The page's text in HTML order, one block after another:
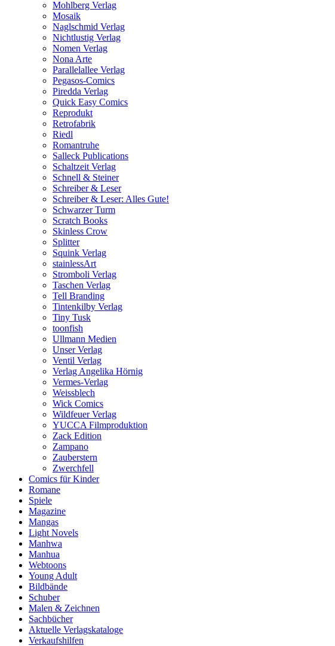
Mohlberg Verlag
Mosaik
Naglschmid Verlag
Nichtlustig Verlag
Nomen Verlag
Nona Arte
Parallelallee Verlag
Pegasos-Comics
Piredda Verlag
Quick Easy Comics
Reprodukt
Retrofabrik
Riedl
Romantruhe
Salleck Publications
Schaltzeit Verlag
Schnell & Steiner
Schreiber & Leser
Schreiber & Leser: Alles Gute!
Schwarzer Turm
Scratch Books
Skinless Crow
Splitter
Squink Verlag
stainlessArt
Stromboli Verlag
Taschen Verlag
Tell Branding
Tintenkilby Verlag
Tiny Tusk
toonfish
Ullmann Medien
Unser Verlag
Ventil Verlag
Verlag Angelika Hörnig
Vermes-Verlag
Weissblech
Wick Comics
Wildfeuer Verlag
YUCCA Filmproduktion
Zack Edition
Zampano
Zauberstern
Zwerchfell
Comics für Kinder
Romane
Spiele
Magazine
Mangas
Light Novels
Manhwa
Manhua
Webtoons
Young Adult
Bildbände
Schuber
Malen & Zeichnen
Sachbücher
Aktuelle Verlagskataloge
Verkaufshilfen